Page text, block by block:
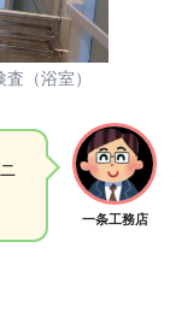
（浴室）
一条工務店